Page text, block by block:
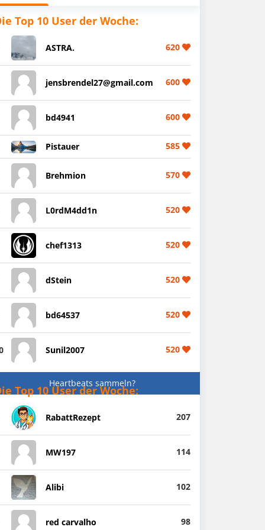
Top 10 User der Woche:
ASTRA. 620
jensbrendel27@gmail.com 600
bd4941 600
Pistauer 585
Brehmion 570
L0rdM4dd1n 520
chef1313 520
dStein 520
bd64537 520
Sunil2007 520
Heartbeats sammeln?
Top 10 User der Woche:
RabattRezept 207
MW197 114
Alibi 102
red carvalho 98